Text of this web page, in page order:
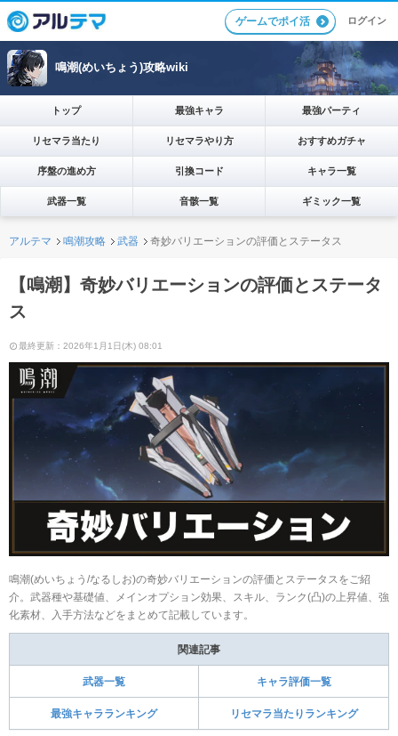
ゲームでポイ活 ログイン
鳴潮(めいちょう)攻略wiki
トップ 最強キャラ 最強パーティ
リセマラ当たり リセマラやり方 おすすめガチャ
序盤の進め方 引換コード キャラ一覧
武器一覧 音骸一覧 ギミック一覧
アルテマ 鳴潮攻略 武器 奇妙バリエーションの評価とステータス
【鳴潮】奇妙バリエーションの評価とステータ
ス
最終更新：2026年1月1日(木) 08:01
鳴潮(めいちょう/なるしお)の奇妙バリエーションの評価とステータスをご紹
介。武器種や基礎値、メインオプション効果、スキル、ランク(凸)の上昇値、強
化素材、入手方法などをまとめて記載しています。
関連記事
武器一覧 キャラ評価一覧
最強キャラランキング リセマラ当たりランキング